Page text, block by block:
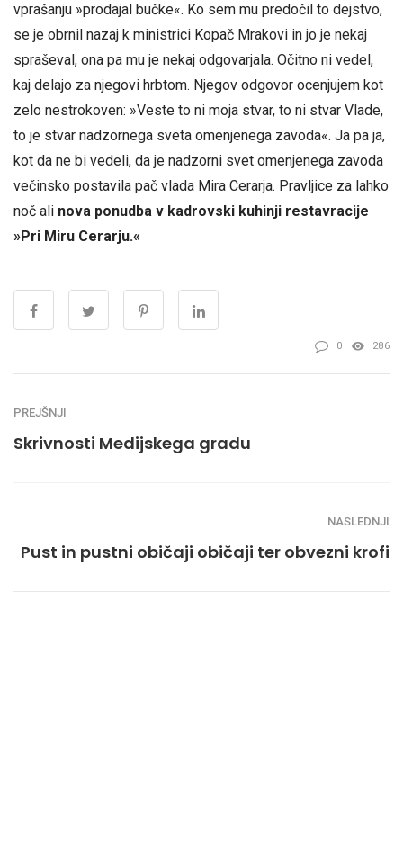
vprašanju »prodajal bučke«. Ko sem mu predočil to dejstvo,
se je obrnil nazaj k ministrici Kopač Mrakovi in jo je nekaj
spraševal, ona pa mu je nekaj odgovarjala. Očitno ni vedel,
kaj delajo za njegovi hrbtom. Njegov odgovor ocenjujem kot
zelo nestrokoven: »Veste to ni moja stvar, to ni stvar Vlade,
to je stvar nadzornega sveta omenjenega zavoda«. Ja pa ja,
kot da ne bi vedeli, da je nadzorni svet omenjenega zavoda
večinsko postavila pač vlada Mira Cerarja. Pravljice za lahko
noč ali nova ponudba v kadrovski kuhinji restavracije
»Pri Miru Cerarju.«
0 286
PREJŠNJI
Skrivnosti Medijskega gradu
NASLEDNJI
Pust in pustni običaji običaji ter obvezni krofi